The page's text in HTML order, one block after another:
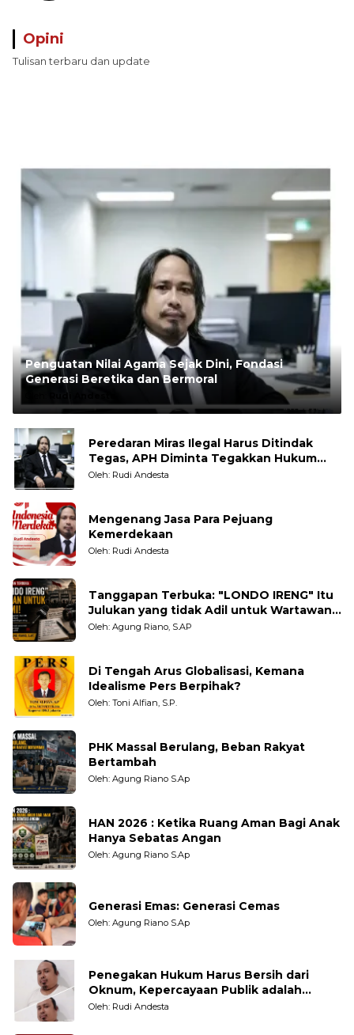
Opini
Tulisan terbaru dan update
Penguatan Nilai Agama Sejak Dini, Fondasi
Generasi Beretika dan Bermoral
Rudi Andesta
Peredaran Miras Ilegal Harus Ditindak
Tegas, APH Diminta Tegakkan Hukum
Tanpa Pandang Bulu
Oleh: Rudi Andesta
Mengenang Jasa Para Pejuang
Kemerdekaan
Oleh: Rudi Andesta
Tanggapan Terbuka: "LONDO IRENG" Itu
Julukan yang tidak Adil untuk Wartawan,
Pengamat dan LSM
Oleh: Agung Riano, S.AP
Di Tengah Arus Globalisasi, Kemana
Idealisme Pers Berpihak?
Oleh: Toni Alfian, S.P.
PHK Massal Berulang, Beban Rakyat
Bertambah
Oleh: Agung Riano S.Ap
HAN 2026 : Ketika Ruang Aman Bagi Anak
Hanya Sebatas Angan
Oleh: Agung Riano S.Ap
Generasi Emas: Generasi Cemas
Oleh: Agung Riano S.Ap
Penegakan Hukum Harus Bersih dari
Oknum, Kepercayaan Publik adalah
Taruhannya
Oleh: Rudi Andesta